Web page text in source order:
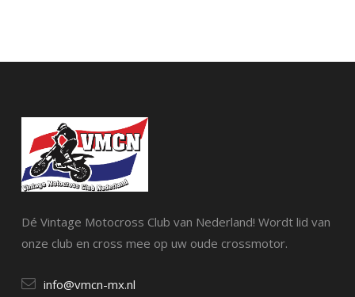
Dé Vintage Motocross Club van Nederland! Wordt lid van
onze club en cross mee op uw oude crossmotor.
info@vmcn-mx.nl